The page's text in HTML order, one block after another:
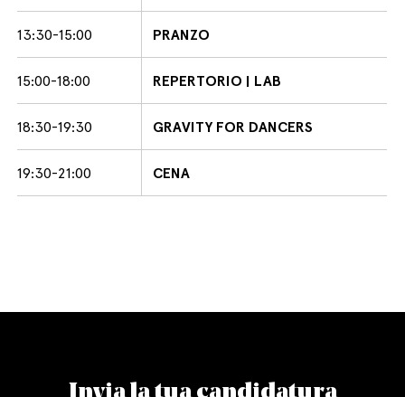
13:30-15:00 PRANZO
15:00-18:00 REPERTORIO | LAB
18:30-19:30 GRAVITY FOR DANCERS
19:30-21:00 CENA
Invia la tua candidatura